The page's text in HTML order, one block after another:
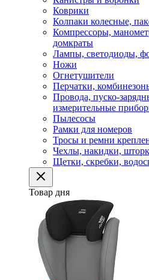
Коврики
Колпаки колесные,
Компрессоры,
домкраты
Лампы, светодиоды,
Ножи
Огнетушители
Перчатки,
Провода, пуско-
измерительные
Пылесосы
Рамки для номеров
Тросы и ремни
Чехлы, накидки,
Щетки, скребки,
Товар дня